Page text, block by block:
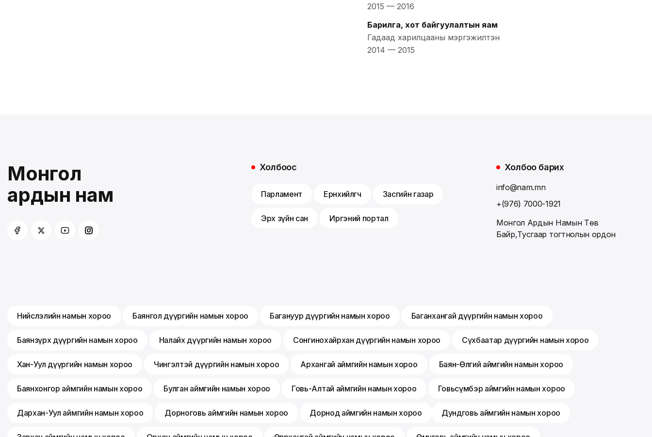
2015 — 2016
Барилга, хот байгуулалтын яам
Гадаад харилцааны мэргэжилтэн
2014 — 2015
Монгол
ардын нам
Холбоос
Парламент Ерөнхийлөгч Засгийн газар
Эрх зүйн сан Иргэний портал
Холбоо барих
info@nam.mn
+(976) 7000-1921
Монгол Ардын Намын Төв
Байр,Тусгаар тогтнолын ордон
Нийслэлийн намын хороо Баянгол дүүргийн намын хороо Багануур дүүргийн намын хороо Баганхангай дүүргийн намын хороо
Баянзүрх дүүргийн намын хороо Налайх дүүргийн намын хороо Сонгинохайрхан дүүргийн намын хороо Сүхбаатар дүүргийн намын хороо
Хан-Уул дүүргийн намын хороо Чингэлтэй дүүргийн намын хороо Архангай аймгийн намын хороо Баян-Өлгий аймгийн намын хороо
Баянхонгор аймгийн намын хороо Булган аймгийн намын хороо Говь-Алтай аймгийн намын хороо Говьсүмбэр аймгийн намын хороо
Дархан-Уул аймгийн намын хороо Дорноговь аймгийн намын хороо Дорнод аймгийн намын хороо Дундговь аймгийн намын хороо